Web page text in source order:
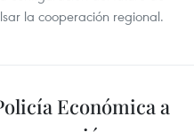
la cooperación regional.
Económica a